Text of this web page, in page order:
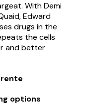
With Demi
Edward
drugs in the
the cells
and better
options